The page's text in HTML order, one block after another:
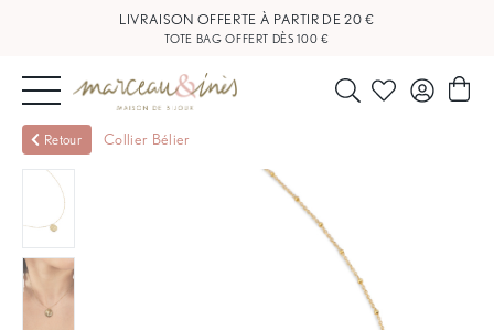
LIVRAISON OFFERTE À PARTIR DE 20 €
TOTE BAG OFFERT DÈS 100 €
NOUVEAUTÉS
BIJOUX
OUTLET
BLOG
Retour Collier Bélier